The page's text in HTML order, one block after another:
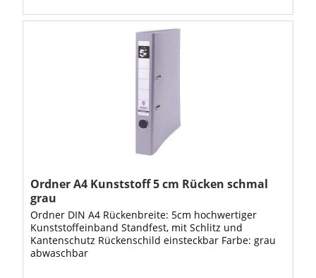
Ordner A4 Kunststoff 5 cm Rücken schmal
grau
Ordner DIN A4 Rückenbreite: 5cm hochwertiger
Kunststoffeinband Standfest, mit Schlitz und
Kantenschutz Rückenschild einsteckbar Farbe: grau
abwaschbar